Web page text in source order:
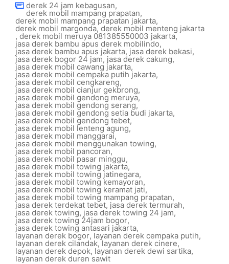
derek 24 jam kebagusan,
derek mobil mampang prapatan,
derek mobil mampang prapatan jakarta,
derek mobil margonda,derek mobil menteng jakarta
, derek mobil meruya 081385550003 jakarta,
jasa derek bambu apus derek mobilindo,
jasa derek bambu apus jakarta, jasa derek bekasi,
jasa derek bogor 24 jam, jasa derek cakung,
jasa derek mobil cawang jakarta,
jasa derek mobil cempaka putih jakarta,
jasa derek mobil cengkareng,
jasa derek mobil cianjur gekbrong,
jasa derek mobil gendong meruya,
jasa derek mobil gendong serang,
jasa derek mobil gendong setia budi jakarta,
jasa derek mobil gendong tebet,
jasa derek mobil lenteng agung,
jasa derek mobil manggarai,
jasa derek mobil menggunakan towing,
jasa derek mobil pancoran,
jasa derek mobil pasar minggu,
jasa derek mobil towing jakarta,
jasa derek mobil towing jatinegara,
jasa derek mobil towing kemayoran,
jasa derek mobil towing keramat jati,
jasa derek mobil towing mampang prapatan,
jasa derek terdekat tebet, jasa derek termurah,
jasa derek towing, jasa derek towing 24 jam,
jasa derek towing 24jam bogor,
jasa derek towing antasari jakarta,
layanan derek bogor, layanan derek cempaka putih,
layanan derek cilandak,layanan derek cinere,
layanan derek depok, layanan derek dewi sartika,
layanan derek duren sawit